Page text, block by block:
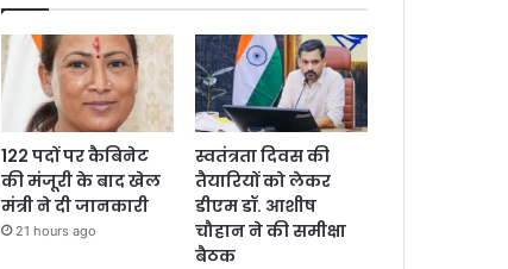
122 पदों पर कैबिनेट
की मंजूरी के बाद खेल
मंत्री ने दी जानकारी
21 hours ago
स्वतंत्रता दिवस की
तैयारियों को लेकर
डीएम डॉ. आशीष
चौहान ने की समीक्षा
बैठक